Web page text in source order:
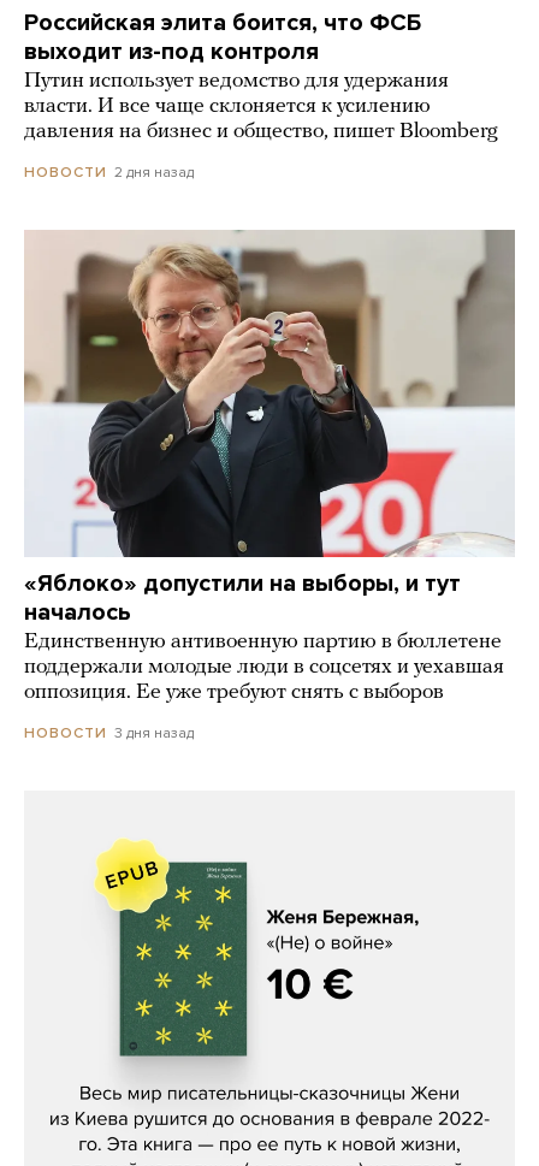
Российская элита боится, что ФСБ
выходит из-под контроля
Путин использует ведомство для удержания
власти. И все чаще склоняется к усилению
давления на бизнес и общество, пишет Bloomberg
НОВОСТИ 2 дня назад
«Яблоко» допустили на выборы, и тут
началось
Единственную антивоенную партию в бюллетене
поддержали молодые люди в соцсетях и уехавшая
оппозиция. Ее уже требуют снять с выборов
НОВОСТИ 3 дня назад
Женя Бережная, «(Не) о войне»